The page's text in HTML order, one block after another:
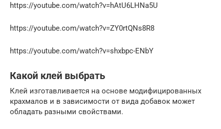
https://youtube.com/watch?v=hAtU6LHNa5U
https://youtube.com/watch?v=ZY0rtQNs8R8
https://youtube.com/watch?v=shxbpc-ENbY
Какой клей выбрать
Клей изготавливается на основе модифицированных
крахмалов и в зависимости от вида добавок может
обладать разными свойствами.